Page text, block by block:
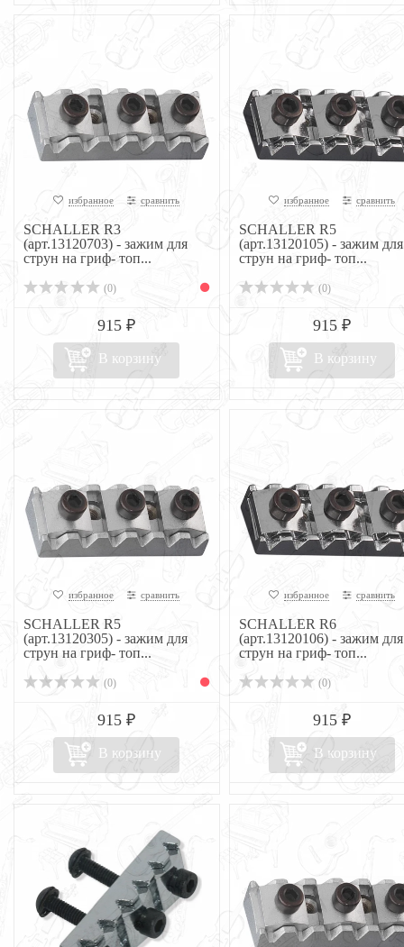
избранное сравнить
SCHALLER R3
(арт.13120703) - зажим для
струн на гриф- топ...
(0)
915 ₽
В корзину
избранное сравнить
SCHALLER R5
(арт.13120105) - зажим для
струн на гриф- топ...
(0)
915 ₽
В корзину
избранное сравнить
SCHALLER R5
(арт.13120305) - зажим для
струн на гриф- топ...
(0)
915 ₽
В корзину
избранное сравнить
SCHALLER R6
(арт.13120106) - зажим для
струн на гриф- топ...
(0)
915 ₽
В корзину